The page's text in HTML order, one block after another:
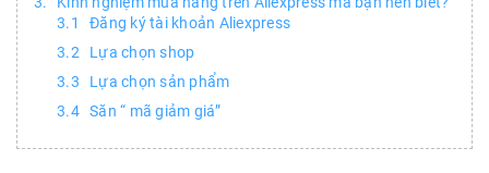
Đăng ký tài khoản Aliexpress
Lựa chọn shop
Lựa chọn sản phẩm
Săn “ mã giảm giá”